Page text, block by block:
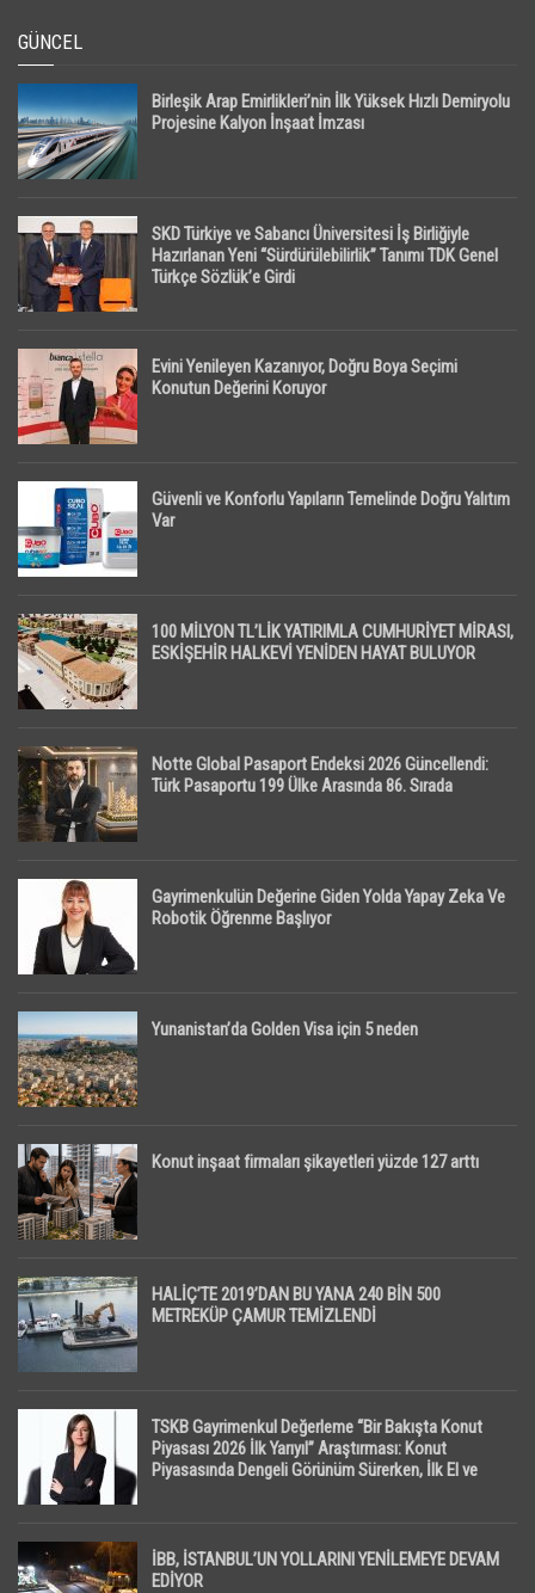
GÜNCEL
Birleşik Arap Emirlikleri’nin İlk Yüksek Hızlı Demiryolu
Projesine Kalyon İnşaat İmzası
SKD Türkiye ve Sabancı Üniversitesi İş Birliğiyle
Hazırlanan Yeni “Sürdürülebilirlik” Tanımı TDK Genel
Türkçe Sözlük’e Girdi
Evini Yenileyen Kazanıyor, Doğru Boya Seçimi
Konutun Değerini Koruyor
Güvenli ve Konforlu Yapıların Temelinde Doğru Yalıtım
Var
100 MİLYON TL’LİK YATIRIMLA CUMHURİYET MİRASI,
ESKİŞEHİR HALKEVİ YENİDEN HAYAT BULUYOR
Notte Global Pasaport Endeksi 2026 Güncellendi:
Türk Pasaportu 199 Ülke Arasında 86. Sırada
Gayrimenkulün Değerine Giden Yolda Yapay Zeka Ve
Robotik Öğrenme Başlıyor
Yunanistan’da Golden Visa için 5 neden
Konut inşaat firmaları şikayetleri yüzde 127 arttı
HALİÇ’TE 2019’DAN BU YANA 240 BİN 500
METREKÜP ÇAMUR TEMİZLENDİ
TSKB Gayrimenkul Değerleme “Bir Bakışta Konut
Piyasası 2026 İlk Yarıyıl” Araştırması: Konut
Piyasasında Dengeli Görünüm Sürerken, İlk El ve
İBB, İSTANBUL’UN YOLLARINI YENİLEMEYE DEVAM
EDİYOR